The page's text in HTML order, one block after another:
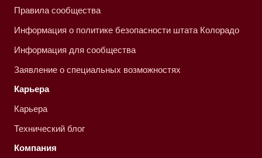
Правила сообщества
Информация о политике безопасности штата Колорадо
Информация для сообщества
Заявление о специальных возможностях
Карьера
Карьера
Технический блог
Компания